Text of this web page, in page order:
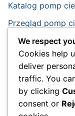
Katalog pomp
Przegląd pomp
Strona główna
Nowości
Wydarzenia
We respect
Cookies help
deliver
traffic. You
by clicking
consent or